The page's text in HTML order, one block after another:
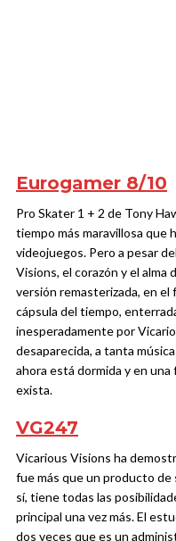
Eurogamer 8/10
Pro Skater 1 + 2 de Tony
tiempo más maravillosa que
videojuegos. Pero a pesar
Visions, el corazón y el alma
versión remasterizada, en
cápsula del tiempo,
inesperadamente por
desaparecida, a tanta
ahora está dormida y en una
exista.
VG247
Vicarious Visions ha
fue más que un producto de
sí, tiene todas las
principal una vez más. El
dos veces que es un